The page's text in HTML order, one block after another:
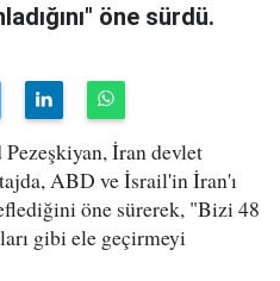
öne sürdü.
İran devlet
ABD ve İsrail'in İran'ı
öne sürerek, "Bizi 48
gibi ele geçirmeyi